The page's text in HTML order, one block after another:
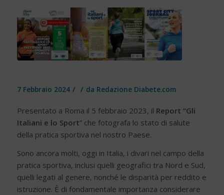
7 Febbraio 2024 / / da Redazione Diabete.com
Presentato a Roma il 5 febbraio 2023, il Report “Gli
Italiani e lo Sport” che fotografa lo stato di salute
della pratica sportiva nel nostro Paese.
Sono ancora molti, oggi in Italia, i divari nel campo della
pratica sportiva, inclusi quelli geografici tra Nord e Sud,
quelli legati al genere, nonché le disparità per reddito e
istruzione. È di fondamentale importanza considerare